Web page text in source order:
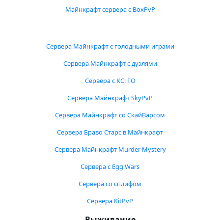
Майнкрафт сервера с BoxPvP
Сервера Майнкрафт с голодными играми
Сервера Майнкрафт с дуэлями
Сервера с КС: ГО
Сервера Майнкрафт SkyPvP
Сервера Майнкрафт со СкайВарсом
Сервера Браво Старс в Майнкрафт
Сервера Майнкрафт Murder Mystery
Сервера с Egg Wars
Сервера со сплифом
Сервера KitPvP